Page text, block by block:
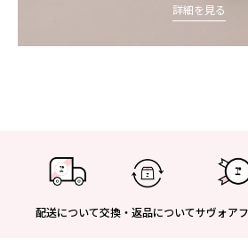
詳細を見る
配送について交換・返品についてサヴォア